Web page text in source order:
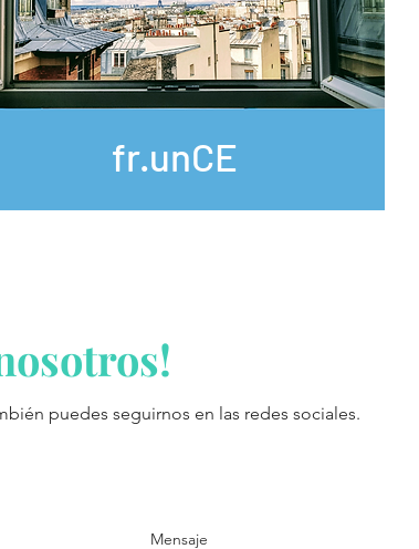
fr.unCE
puedes seguirnos en las redes sociales.
Mensaje